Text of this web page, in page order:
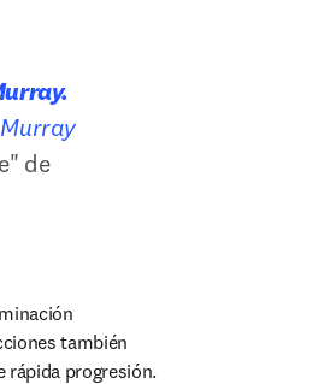
Murray
de
también
rápida progresión.